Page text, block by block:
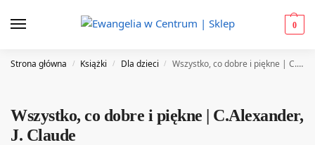
0
Strona główna / Książki / Dla dzieci / Wszystko, co dobre i piękne | C.Alexander, J. Claude
Wszystko, co dobre i piękne | C.Alexander,
J. Claude